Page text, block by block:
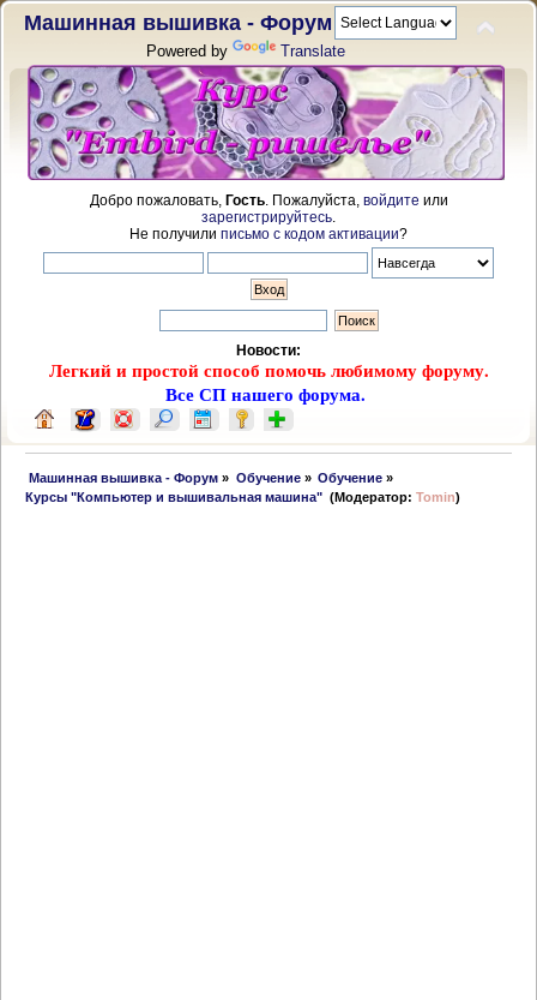
Машинная вышивка - Форум
Powered by Translate
Добро пожаловать, Гость. Пожалуйста, войдите или
зарегистрируйтесь
Не получили письмо с кодом активации?
Новости:
Легкий и простой способ помочь любимому форуму.
Все СП нашего форума.
Машинная вышивка - Форум » Обучение» Обучение »
Курсы "Компьютер и вышивальная машина" (Модератор:Tomin)